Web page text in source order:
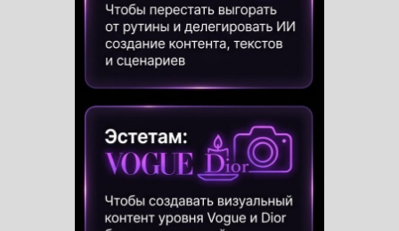
(доставлено
более 12.000 заказов)
Обучила более 3 000 учеников (Испания,
Германия, Эстония, Белоруссия + 86
России)
ОТЗЫВЫ УЧЕНИЦ ОБ
ОБУЧЕНИИ В ШКОЛЕ